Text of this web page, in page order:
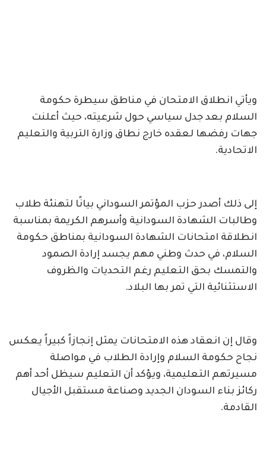
ويأتي انطلاق الامتحان في مناطق سيطرة حكومة
السلام بعد جدل سياسي حول شرعيته، حيث أعلنت
جهات رفضها لعقده خارج نطاق وزارة التربية والتعليم
الاتحادية.
إلى ذلك أصدر حزب المؤتمر السوداني بيانًا لتهنئة طلاب
وطالبات الشهادة السودانية وأسرهم الكريمة بمناسبة
انطلاقة امتحانات الشهادة السودانية بمناطق حكومة
السلام، في حدث وطني مهم يجسد إرادة الصمود
والتمسك بحق التعليم رغم التحديات والظروف
الاستثنائية التي تمر بها البلاد.
وقال إن انعقاد هذه الامتحانات يمثل إنجازاً كبيراً يعكس
نجاح حكومة السلام وإرادة الطلاب في مواصلة
مسيرتهم التعليمية، ويؤكد أن التعليم سيظل أحد أهم
ركائز بناء السودان الجديد وصناعة مستقبل الأجيال
القادمة.